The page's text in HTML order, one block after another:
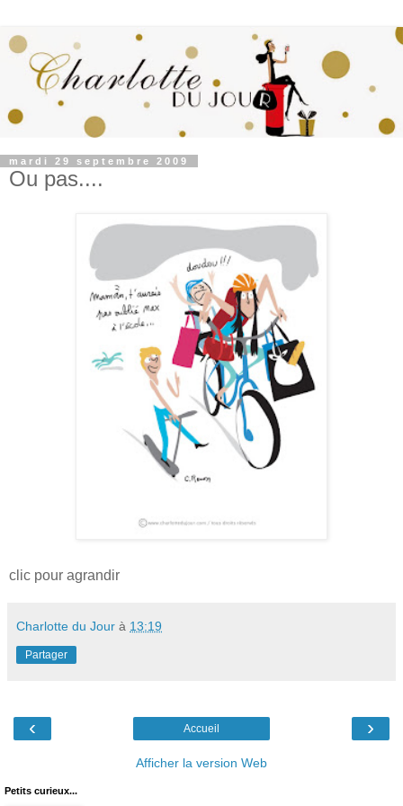
mardi 29 septembre 2009
Ou pas....
clic pour agrandir
Charlotte du Jour à 13:19
Partager
‹ ›
Accueil
Afficher la version Web
Petits curieux...